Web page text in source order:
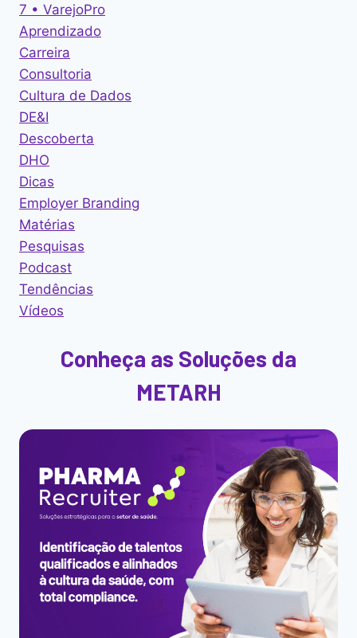
7 • VarejoPro
Aprendizado
Carreira
Consultoria
Cultura de Dados
DE&I
Descoberta
DHO
Dicas
Employer Branding
Matérias
Pesquisas
Podcast
Tendências
Vídeos
Conheça as Soluções da
METARH